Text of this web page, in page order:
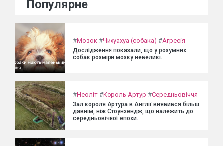
Популярне
#Мозок #Чихуахуа (собака) #Агресія
Дослідження показали, що у розумних
собак розміри мозку невеликі.
#Неоліт #Король Артур #Середньовіччя
Зал короля Артура в Англії виявився більш
давнім, ніж Стоунхендж, що належить до
середньовічної епохи.